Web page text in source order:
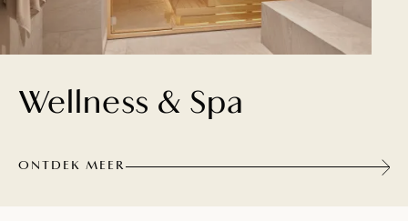
Wellness & Spa
ONTDEK MEER